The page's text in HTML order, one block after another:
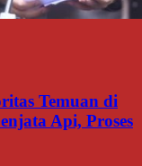
Temuan di
Api, Proses